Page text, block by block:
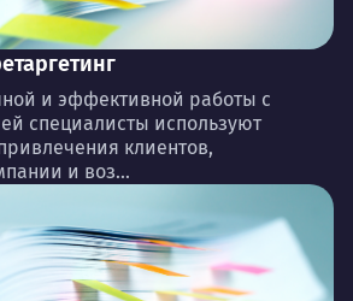
и эффективной работы с
специалисты используют
клиентов,
и воз...